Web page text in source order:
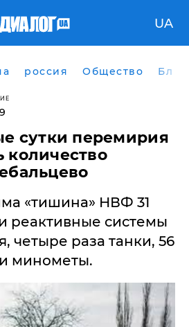
UA
россия Общество
сутки перемирия
количество
«тишина» НВФ 31
реактивные системы
четыре раза танки, 56
минометы.